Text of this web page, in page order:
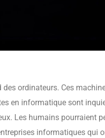
des ordinateurs. Ces
en informatique sont
Les humains pourraient
informatiques qui